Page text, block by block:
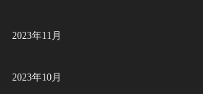
2023年11月
2023年10月